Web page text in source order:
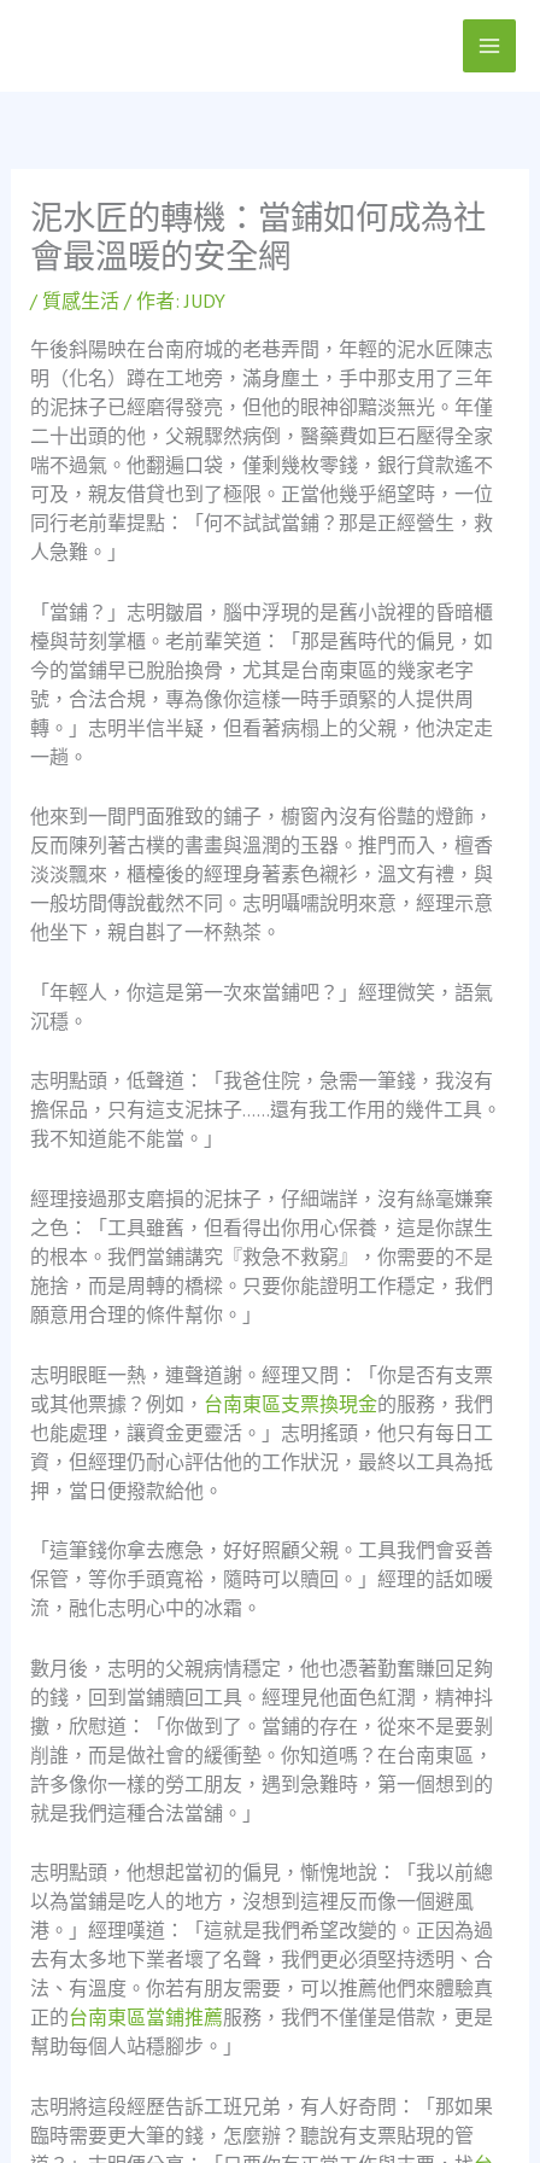
泥水匠的轉機：當鋪如何成為社
會最溫暖的安全網
/ 質感生活/ 作者:JUDY
午後斜陽映在台南府城的老巷弄間，年輕的泥水匠陳志
明（化名）蹲在工地旁，滿身塵土，手中那支用了三年
的泥抹子已經磨得發亮，但他的眼神卻黯淡無光。年僅
二十出頭的他，父親驟然病倒，醫藥費如巨石壓得全家
喘不過氣。他翻遍口袋，僅剩幾枚零錢，銀行貸款遙不
可及，親友借貸也到了極限。正當他幾乎絕望時，一位
同行老前輩提點：「何不試試當鋪？那是正經營生，救
人急難。」
「當鋪？」志明皺眉，腦中浮現的是舊小說裡的昏暗櫃
檯與苛刻掌櫃。老前輩笑道：「那是舊時代的偏見，如
今的當鋪早已脫胎換骨，尤其是台南東區的幾家老字
號，合法合規，專為像你這樣一時手頭緊的人提供周
轉。」志明半信半疑，但看著病榻上的父親，他決定走
一趟。
他來到一間門面雅致的鋪子，櫥窗內沒有俗豔的燈飾，
反而陳列著古樸的書畫與溫潤的玉器。推門而入，檀香
淡淡飄來，櫃檯後的經理身著素色襯衫，溫文有禮，與
一般坊間傳說截然不同。志明囁嚅說明來意，經理示意
他坐下，親自斟了一杯熱茶。
「年輕人，你這是第一次來當鋪吧？」經理微笑，語氣
沉穩。
志明點頭，低聲道：「我爸住院，急需一筆錢，我沒有
擔保品，只有這支泥抹子……還有我工作用的幾件工具。
我不知道能不能當。」
經理接過那支磨損的泥抹子，仔細端詳，沒有絲毫嫌棄
之色：「工具雖舊，但看得出你用心保養，這是你謀生
的根本。我們當鋪講究『救急不救窮』，你需要的不是
施捨，而是周轉的橋樑。只要你能證明工作穩定，我們
願意用合理的條件幫你。」
志明眼眶一熱，連聲道謝。經理又問：「你是否有支票
或其他票據？例如， 台南東區支票換現金的服務，我們
也能處理，讓資金更靈活。」志明搖頭，他只有每日工
資，但經理仍耐心評估他的工作狀況，最終以工具為抵
押，當日便撥款給他。
「這筆錢你拿去應急，好好照顧父親。工具我們會妥善
保管，等你手頭寬裕，隨時可以贖回。」經理的話如暖
流，融化志明心中的冰霜。
數月後，志明的父親病情穩定，他也憑著勤奮賺回足夠
的錢，回到當鋪贖回工具。經理見他面色紅潤，精神抖
擻，欣慰道：「你做到了。當鋪的存在，從來不是要剝
削誰，而是做社會的緩衝墊。你知道嗎？在台南東區，
許多像你一樣的勞工朋友，遇到急難時，第一個想到的
就是我們這種合法當舖。」
志明點頭，他想起當初的偏見，慚愧地說：「我以前總
以為當鋪是吃人的地方，沒想到這裡反而像一個避風
港。」經理嘆道：「這就是我們希望改變的。正因為過
去有太多地下業者壞了名聲，我們更必須堅持透明、合
法、有溫度。你若有朋友需要，可以推薦他們來體驗真
正的台南東區當鋪推薦服務，我們不僅僅是借款，更是
幫助每個人站穩腳步。」
志明將這段經歷告訴工班兄弟，有人好奇問：「那如果
臨時需要更大筆的錢，怎麼辦？聽說有支票貼現的管